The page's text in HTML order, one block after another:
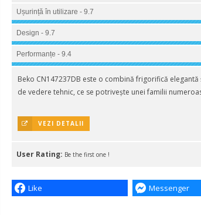
Ușurință în utilizare - 9.7
Design - 9.7
Performanțe - 9.4
Beko CN147237DB este o combină frigorifică
de vedere tehnic, ce se potrivește unei familii
VEZI DETALII
User Rating: Be the first one !
Like Messenger